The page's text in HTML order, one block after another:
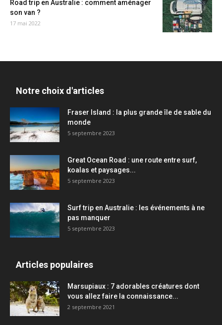
Road trip en Australie : comment aménager
son van ?
17 mai 2022
Notre choix d'articles
Fraser Island : la plus grande île de sable du
monde
5 septembre 2023
Great Ocean Road : une route entre surf,
koalas et paysages...
5 septembre 2023
Surf trip en Australie : les événements à ne
pas manquer
5 septembre 2023
Articles populaires
Marsupiaux : 7 adorables créatures dont
vous allez faire la connaissance...
2 septembre 2021